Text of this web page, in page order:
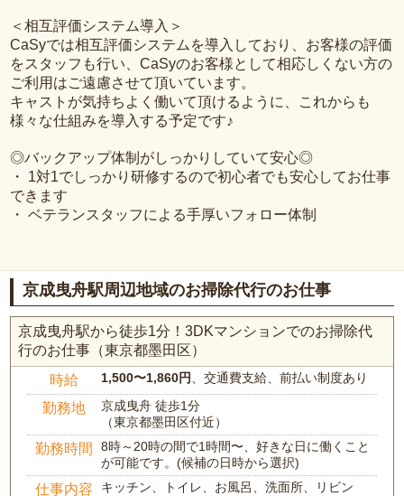
＜相互評価システム導入＞
CaSyでは相互評価システムを導入しており、お客様の評価
をスタッフも行い、CaSyのお客様として相応しくない方の
ご利用はご遠慮させて頂いています。
キャストが気持ちよく働いて頂けるように、これからも
様々な仕組みを導入する予定です♪
◎バックアップ体制がしっかりしていて安心◎
・ 1対1でしっかり研修するので初心者でも安心してお仕事
できます
・ ベテランスタッフによる手厚いフォロー体制
京成曳舟駅周辺地域のお掃除代行のお仕事
京成曳舟駅から徒歩1分！3DKマンションでのお掃除代
行のお仕事（東京都墨田区）
時給 1,500〜1,860円、交通費支給、前払い制度あり
勤務地
京成曳舟 徒歩1分
（東京都墨田区付近）
勤務時間
8時～20時の間で1時間〜、好きな日に働くこと
が可能です。(候補の日時から選択)
仕事内容 キッチン、トイレ、お風呂、洗面所、リビン